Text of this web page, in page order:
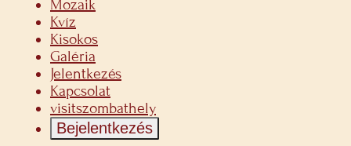
Mozaik
Kvíz
Kisokos
Galéria
Jelentkezés
Kapcsolat
visitszombathely
Bejelentkezés